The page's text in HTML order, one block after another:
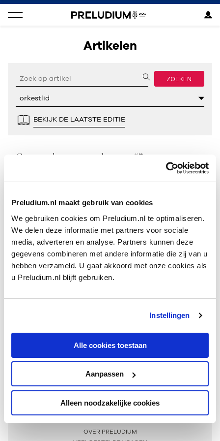
Preludium.nl maakt gebruik van cookies
We gebruiken cookies om Preludium.nl te optimaliseren.
We delen deze informatie met partners voor sociale
media, adverteren en analyse. Partners kunnen deze
gegevens combineren met andere informatie die zij van u
hebben verzameld. U gaat akkoord met onze cookies als
u Preludium.nl blijft gebruiken.
Instellingen
Alle cookies toestaan
Aanpassen
Alleen noodzakelijke cookies
Artikelen
ZOEKEN
BEKIJK DE LAATSTE EDITIE
Geen resultaten gevonden voor “”.
Meer informatie
OVER PRELUDIUM